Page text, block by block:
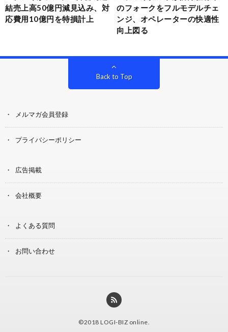
結売上高50億円減見込み、対
応費用10億円を特損計上
のフォークをフルモデルチェ
ンジ、オペレーターの快適性
向上図る
Back to Top
メルマガ会員登録
プライバシーポリシー
広告掲載
会社概要
よくある質問
お問い合わせ
©2018 LOGI-BIZ online